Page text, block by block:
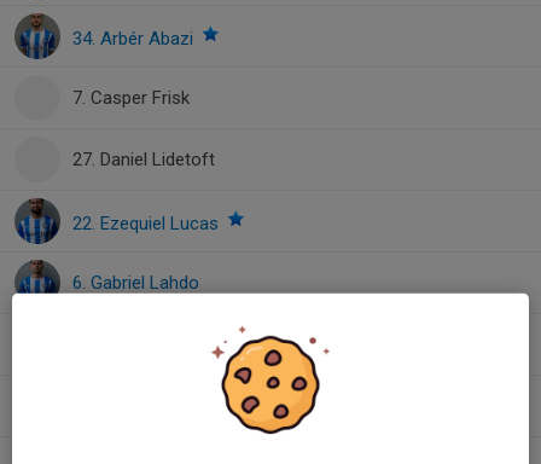
34. Arbér Abazi
7. Casper Frisk
27. Daniel Lidetoft
22. Ezequiel Lucas
6. Gabriel Lahdo
22. Goran Hadziahmetovic